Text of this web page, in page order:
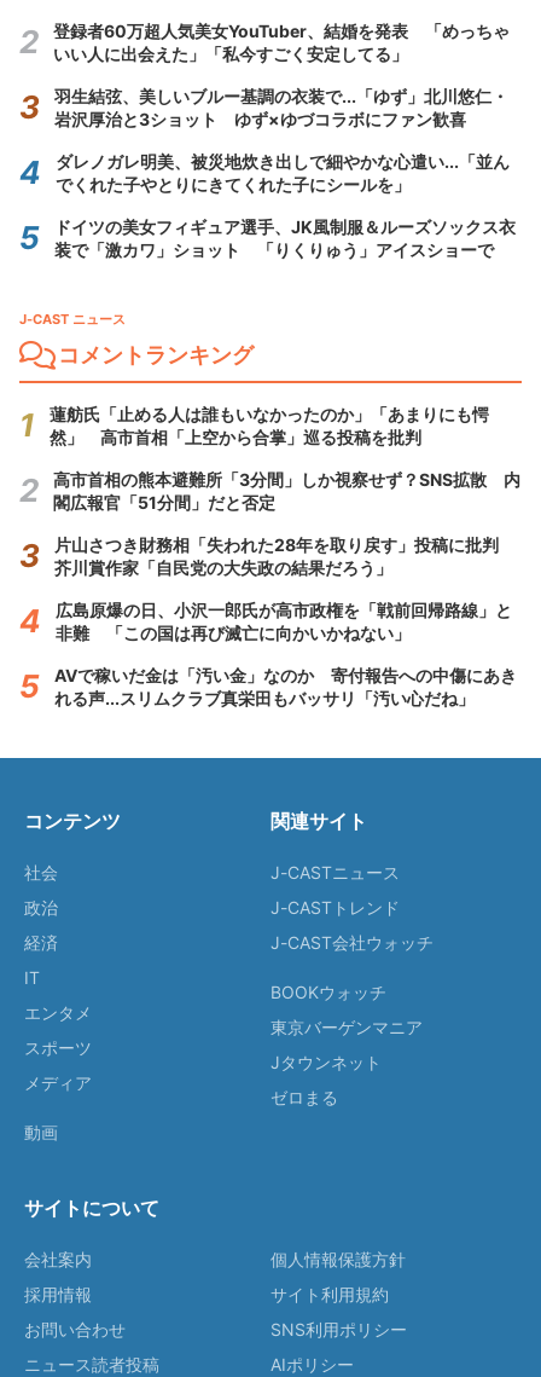
登録者60万超人気美女YouTuber、結婚を発表 「めっちゃ
いい人に出会えた」「私今すごく安定してる」
羽生結弦、美しいブルー基調の衣装で...「ゆず」北川悠仁・
岩沢厚治と3ショット ゆず×ゆづコラボにファン歓喜
ダレノガレ明美、被災地炊き出しで細やかな心遣い...「並ん
でくれた子やとりにきてくれた子にシールを」
ドイツの美女フィギュア選手、JK風制服＆ルーズソックス衣
装で「激カワ」ショット 「りくりゅう」アイスショーで
J-CAST ニュース
コメントランキング
蓮舫氏「止める人は誰もいなかったのか」「あまりにも愕
然」 高市首相「上空から合掌」巡る投稿を批判
高市首相の熊本避難所「3分間」しか視察せず？SNS拡散 内
閣広報官「51分間」だと否定
片山さつき財務相「失われた28年を取り戻す」投稿に批判
芥川賞作家「自民党の大失政の結果だろう」
広島原爆の日、小沢一郎氏が高市政権を「戦前回帰路線」と
非難 「この国は再び滅亡に向かいかねない」
AVで稼いだ金は「汚い金」なのか 寄付報告への中傷にあき
れる声...スリムクラブ真栄田もバッサリ「汚い心だね」
コンテンツ
社会
政治
経済
IT
エンタメ
スポーツ
メディア
動画
関連サイト
J-CASTニュース
J-CASTトレンド
J-CAST会社ウォッチ
BOOKウォッチ
東京バーゲンマニア
Jタウンネット
ゼロまる
サイトについて
会社案内
採用情報
お問い合わせ
ニュース読者投稿
個人情報保護方針
サイト利用規約
SNS利用ポリシー
AIポリシー